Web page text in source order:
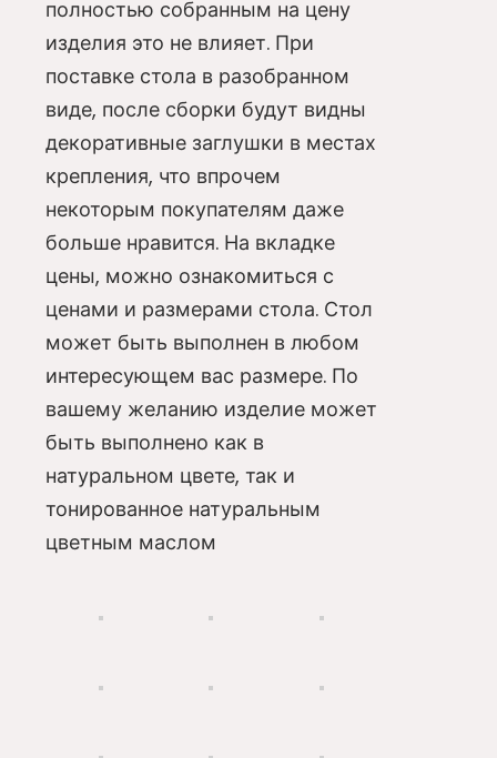
полностью собранным на цену
изделия это не влияет. При
поставке стола в разобранном
виде, после сборки будут видны
декоративные заглушки в местах
крепления, что впрочем
некоторым покупателям даже
больше нравится. На вкладке
цены, можно ознакомиться с
ценами и размерами стола. Стол
может быть выполнен в любом
интересующем вас размере. По
вашему желанию изделие может
быть выполнено как в
натуральном цвете, так и
тонированное натуральным
цветным маслом